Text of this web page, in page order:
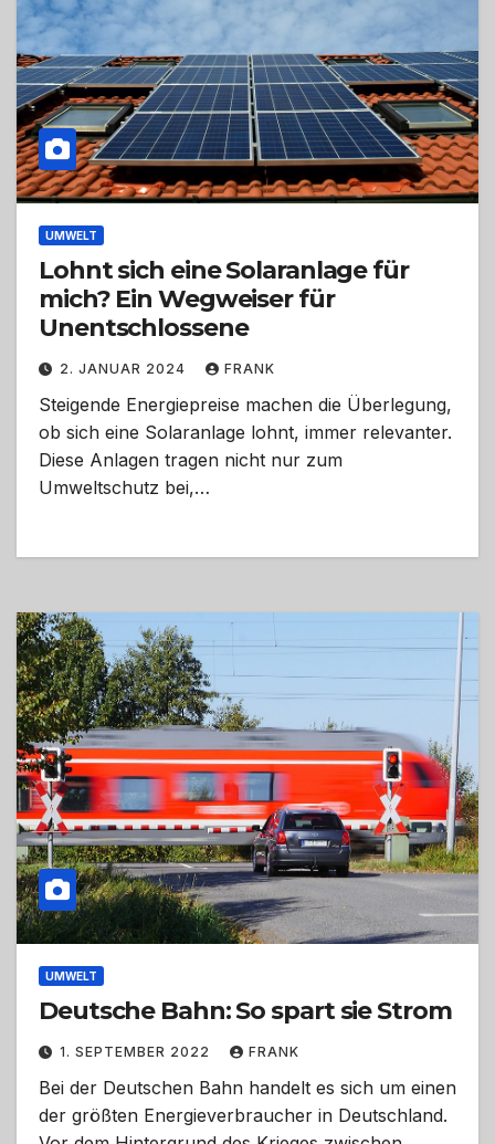
UMWELT
Lohnt sich eine Solaranlage für
mich? Ein Wegweiser für
Unentschlossene
2. JANUAR 2024 FRANK
Steigende Energiepreise machen die Überlegung,
ob sich eine Solaranlage lohnt, immer relevanter.
Diese Anlagen tragen nicht nur zum
Umweltschutz bei,…
UMWELT
Deutsche Bahn: So spart sie Strom
1. SEPTEMBER 2022 FRANK
Bei der Deutschen Bahn handelt es sich um einen
der größten Energieverbraucher in Deutschland.